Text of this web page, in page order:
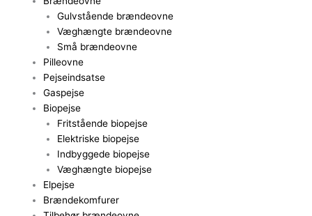
Gulvstående brændeovne
Væghængte brændeovne
Små brændeovne
Pilleovne
Pejseindsatse
Gaspejse
Biopejse
Fritstående biopejse
Elektriske biopejse
Indbyggede biopejse
Væghængte biopejse
Elpejse
Brændekomfurer